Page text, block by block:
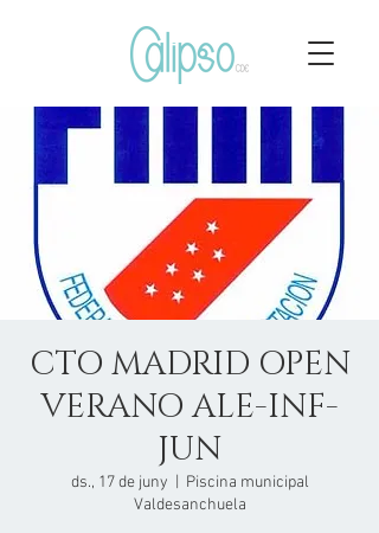
CTO MADRID OPEN
VERANO ALE-INF-
JUN
ds., 17 de juny
Piscina municipal
Valdesanchuela